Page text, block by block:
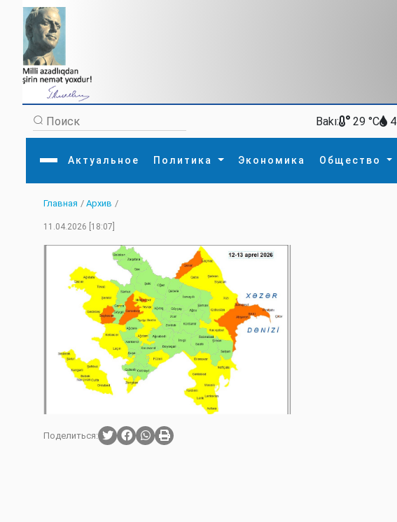
Bakı: 29 °C
Актуальное Политика Экономика Общество
Главная
Актуальное
Экономика
Культура
Интервью
Литература
МЕДИА
Внутренняя политикаНаука
Главная / Архив /
11.04.2026 [18:07]
Поделиться: